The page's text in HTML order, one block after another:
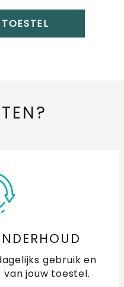
gebruik en
jouw toestel.